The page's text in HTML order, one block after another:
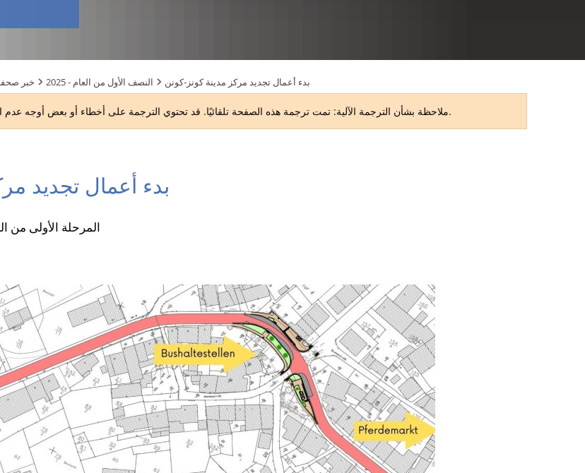
خبر 2025 - النصف الأول من العام بدء أعمال تجديد مركز مدينة كونز-كونن
ملاحظة بشأن الترجمة الآلية: تمت ترجمة هذه الصفحة تلقائيًا. قد تحتوي الترجمة على أخطاء أو بعض أوجه عدم الدقة. النسخة الأصلية باللغة الألمانية هي النسخة المعتمدة.
بدء أعمال تجديد
المرحلة الأولى من